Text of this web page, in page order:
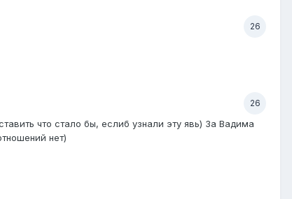
26
26
что стало бы, еслиб узнали эту явь) За Вадима
нет)